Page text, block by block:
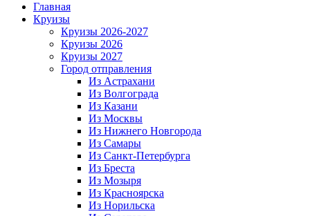
Главная
Круизы
Круизы 2026-2027
Круизы 2026
Круизы 2027
Город отправления
Из Астрахани
Из Волгограда
Из Казани
Из Москвы
Из Нижнего Новгорода
Из Самары
Из Санкт-Петербурга
Из Бреста
Из Мозыря
Из Красноярска
Из Норильска